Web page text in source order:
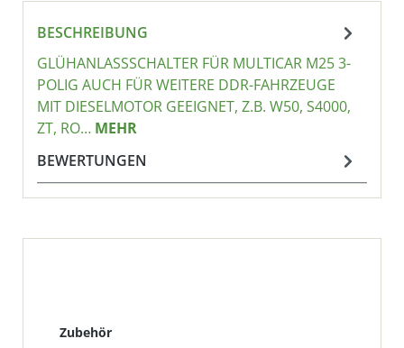
BESCHREIBUNG
GLÜHANLASSSCHALTER FÜR MULTICAR M25 3-
POLIG AUCH FÜR WEITERE DDR-FAHRZEUGE
MIT DIESELMOTOR GEEIGNET, Z.B. W50, S4000,
ZT, RO… MEHR
BEWERTUNGEN
Produktgalerie überspringen
Zubehör